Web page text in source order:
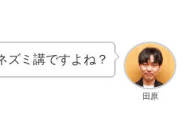
田原
ズミ講ですよね？